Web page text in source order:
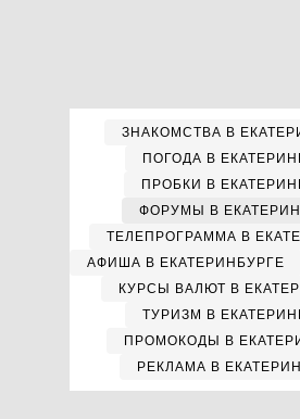
ЗНАКОМСТВА В
ПОГОДА В
ПРОБКИ В
ФОРУМЫ В
ТЕЛЕПРОГРАММА В
АФИША В ЕКАТЕРИНБУРГЕ
КУРСЫ ВАЛЮТ В
ТУРИЗМ В
ПРОМОКОДЫ В
РЕКЛАМА В